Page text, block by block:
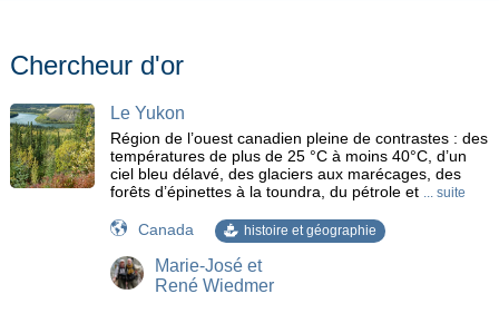
Chercheur d'or
Le Yukon
Région de l’ouest canadien pleine de contrastes : des
températures de plus de 25 °C à moins 40°C, d’un
ciel bleu délavé, des glaciers aux marécages, des
forêts d’épinettes à la toundra, du pétrole et
... suite
Canada histoire et géographie
Marie-José et
René Wiedmer